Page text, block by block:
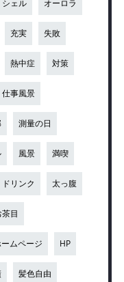
シェル オーロラ
充実 失敗
熱中症 対策
仕事風景
測量の日
風景 満喫
ドリンク 太っ腹
茶目
ムページ HP
髪色自由